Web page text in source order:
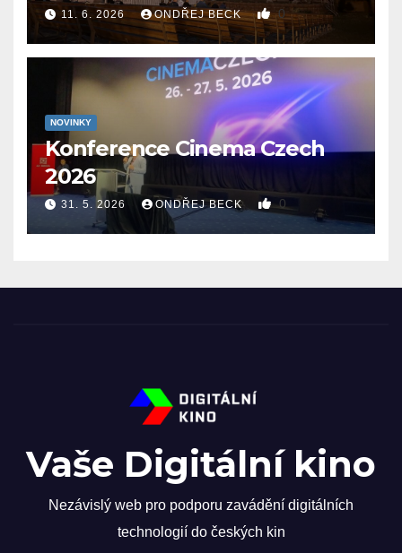
11. 6. 2026 ONDŘEJ BECK 0
NOVINKY
Konference Cinema Czech
2026
31. 5. 2026 ONDŘEJ BECK 0
Vaše Digitální kino
Nezávislý web pro podporu zavádění digitálních
technologií do českých kin